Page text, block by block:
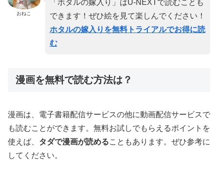
おねこ
「ホタルの嫁入り」はU-NEXTで読むことも
できます！ぜひ絵を見て楽しんでください！
ホタルの嫁入りを無料トライアルでお得に読
む
漫画を無料で読む方法は？
漫画は、電子書籍配信サービスの他に動画配信サービスで
も読むことができます。無料お試しでもらえるポイントを
使えば、 タダで漫画が読めることもあります。ぜひ参考に
してください。